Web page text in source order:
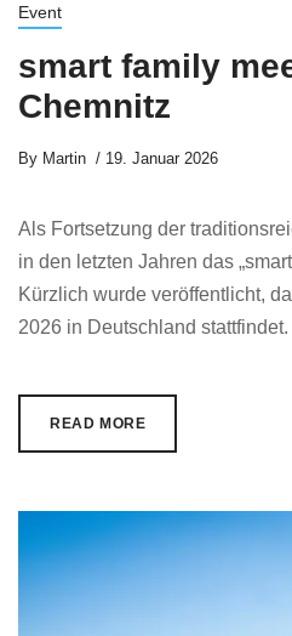
Event
smart family
Chemnitz
By Martin 19. Januar 2026
Als Fortsetzung der
in den letzten Jahren das
Kürzlich wurde veröffentlicht,
2026 in Deutschland
READ MORE